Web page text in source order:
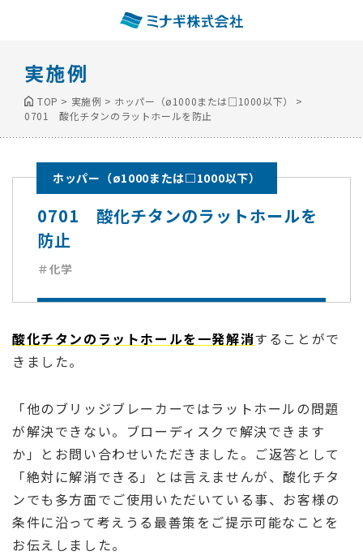
実施例
TOP > 実施例 > ホッパー（ø1000または□1000以下）
>
0701 酸化チタンのラットホールを防止
ホッパー（ø1000または□1000以下）
0701 酸化チタンのラットホールを
防止
＃化学
酸化チタンのラットホールを一発解消することがで
きました。
「他のブリッジブレーカーではラットホールの問題
が解決できない。ブローディスクで解決できます
か」とお問い合わせいただきました。ご返答として
「絶対に解消できる」とは言えませんが、酸化チタ
ンでも多方面でご使用いただいている事、お客様の
条件に沿って考えうる最善策をご提示可能なことを
お伝えしました。